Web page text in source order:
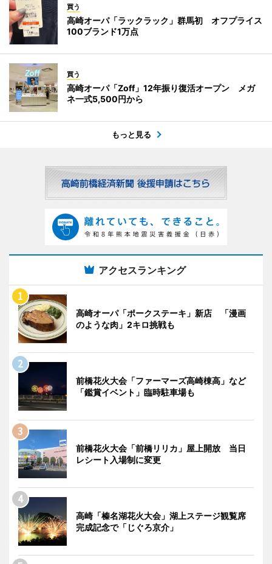
買う
高崎オーパ「ラックラック」群馬初 オフプライス
100ブランド1万点
買う
高崎オーパ「Zoff」12年振り復活オープン メガ
ネ一式5,500円から
もっと見る
アクセスランキング
高崎オーパ「ポークステーキ」新店 「漫画
のような肉」2キロ挑戦も
前橋花火大会「ファーマーズ高崎棟高」など
「鑑賞イベント」臨時駐車場も
前橋花火大会「前橋リリカ」屋上開放 当日
レシート入場制に変更
高崎「榛名湖花火大会」湖上ステージ観覧席
完成記念で「じぐろ京介」